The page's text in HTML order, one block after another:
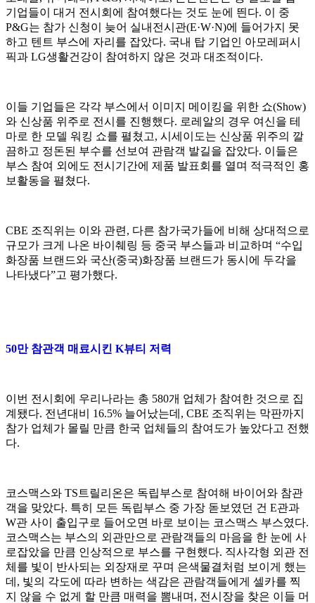
기업들이 대거 전시회에 참여했다는 것도 눈에 띈다. 이 중
P&G는 참가 신청이 늦어 실내전시관(E·W·N)에 들어가지 못
하고 텐트 부스에 자리를 잡았다. 국내 탑 기업인 아모레퍼시
픽과 LG생활건강이 참여하지 않은 것과 대조적이다.
이들 기업들은 각각 부스에서 이미지 메이킹을 위한 쇼(Show)
와 신상품 위주로 전시를 진행했다. 로레알의 경우 여신을 테
마로 한 모델 워킹 쇼를 펼쳤고, 시세이도는 신상품 위주의 깔
끔하고 정돈된 부수를 선보여 관람객 발길을 잡았다. 이들은
부스 참여 외에도 전시기간에 제품 발표회를 열며 적극적인 홍
보활동을 펼쳤다.
CBE 조직위는 이와 관련, 다른 참가국가들에 비해 상대적으로
규모가 크게 나온 바이췌링 등 중국 부스들과 비교하며 “수입
화장품 브랜드와 국산(중국)화장품 브랜드가 동시에 두각을
나타냈다”고 평가했다.
50만 참관객 매료시킨 K뷰티 저력
이번 전시회에 우리나라는 총 580개 업체가 참여한 것으로 집
계됐다. 전년대비 16.5% 늘어났는데, CBE 조직위는 막판까지
참가 업체가 몰릴 만큼 한국 업체들의 참여도가 높았다고 전했
다.
코스맥스와 TS트릴리온은 독립부스로 참여해 바이어와 참관
객을 맞았다. 특히 모든 독립부스 중 가장 돋보였던 건 E관과
W관 사이 출입구로 들어오면 바로 보이는 코스맥스 부스였다.
코스맥스는 부스의 외관만으로 관람객들의 마음을 한 눈에 사
로잡았을 만큼 인상적으로 부스를 구현했다. 직사각형 외관 전
체를 빛이 반사되는 외장재로 꾸며 은색물결처럼 보이게 했는
데, 빛의 각도에 따라 변하는 색감은 관람객들에게 셀카를 찍
지 않을 수 없게 할 만큼 매력을 뽐내며, 전시장을 찾은 이들 머